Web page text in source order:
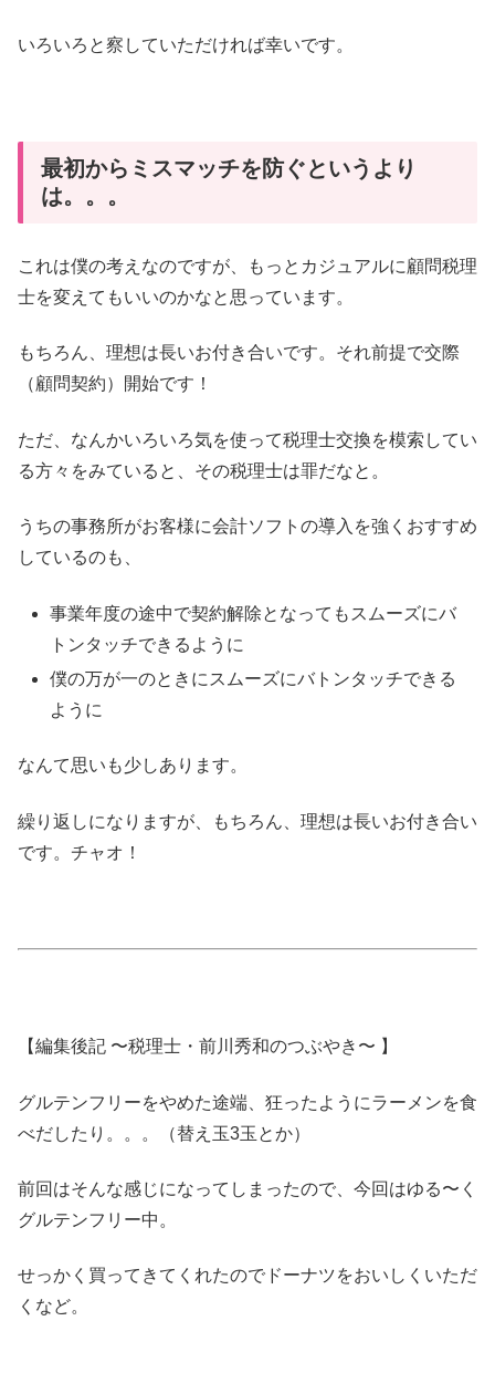
いろいろと察していただければ幸いです。
最初からミスマッチを防ぐというより
は。。。
これは僕の考えなのですが、もっとカジュアルに顧問税理
士を変えてもいいのかなと思っています。
もちろん、理想は長いお付き合いです。それ前提で交際
（顧問契約）開始です！
ただ、なんかいろいろ気を使って税理士交換を模索してい
る方々をみていると、その税理士は罪だなと。
うちの事務所がお客様に会計ソフトの導入を強くおすすめ
しているのも、
事業年度の途中で契約解除となってもスムーズにバ
トンタッチできるように
僕の万が一のときにスムーズにバトンタッチできる
ように
なんて思いも少しあります。
繰り返しになりますが、もちろん、理想は長いお付き合い
です。チャオ！
【編集後記 〜税理士・前川秀和のつぶやき〜 】
グルテンフリーをやめた途端、狂ったようにラーメンを食
べだしたり。。。（替え玉3玉とか）
前回はそんな感じになってしまったので、今回はゆる〜く
グルテンフリー中。
せっかく買ってきてくれたのでドーナツをおいしくいただ
くなど。